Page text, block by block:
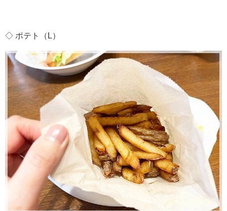
◇ ポテト（L）